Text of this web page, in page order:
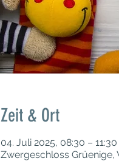
Zeit & Ort
04. Juli 2025, 08:30 – 11:30
Zwergeschloss Grüenige,